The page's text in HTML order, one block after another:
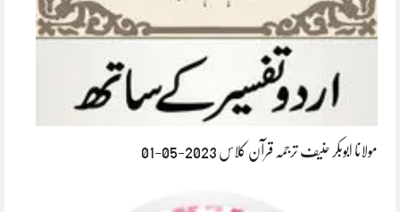
مولانا ابوبکر حنیف ترجمہ قرآن کلاس 2023-05-01